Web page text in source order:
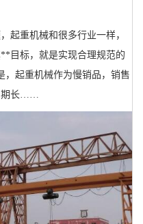
起重机械和很多行业一样，
目标，就是实现合理规范的
，起重机械作为慢销品，销售
长……